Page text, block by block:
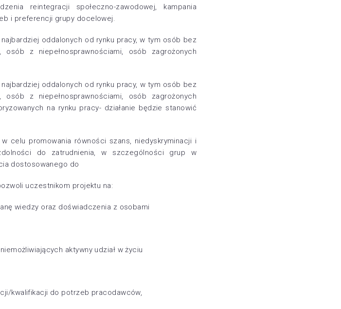
reintegracji społeczno-zawodowej, kampania
i preferencji grupy docelowej.
oddalonych od rynku pracy, w tym osób bez
osób z niepełnosprawnościami, osób zagrożonych
oddalonych od rynku pracy, w tym osób bez
osób z niepełnosprawnościami, osób zagrożonych
na rynku pracy- działanie będzie stanowić
celu promowania równości szans, niedyskryminacji i
do zatrudnienia, w szczególności grup w
dostosowanego do
uczestnikom projektu na:
wiedzy oraz doświadczenia z osobami
aktywny udział w życiu
kwalifikacji do potrzeb pracodawców,